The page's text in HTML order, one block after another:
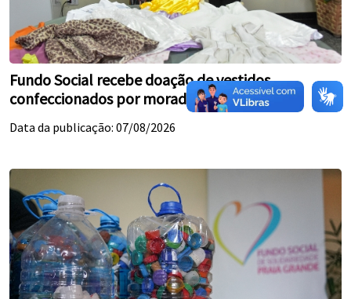
Fundo Social recebe doação de vestidos
confeccionados por moradora de 89 anos
Data da publicação: 07/08/2026